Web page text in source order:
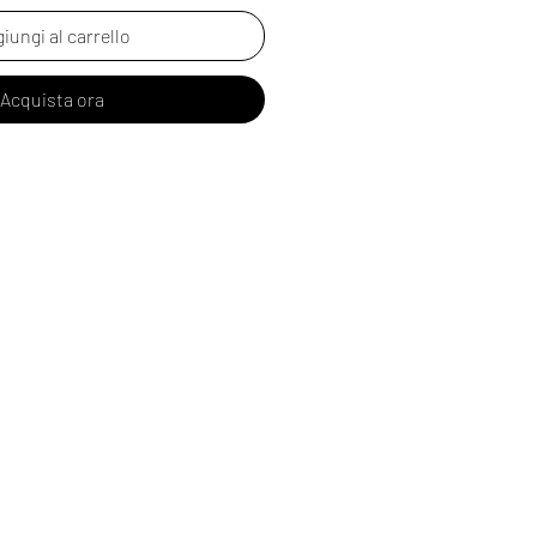
al carrello
Acquista ora